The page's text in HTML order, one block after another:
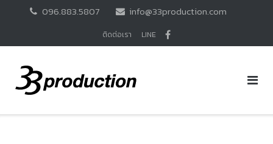
096.883.5807 info@33production.com
ติดต่อเรา LINE